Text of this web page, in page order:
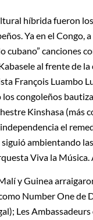
híbrida fueron
Ya en el Congo,
cubano” canciones
al frente de
François Luambo
los congoleños
Kinshasa (más
el
ambientando
Viva la Música.
y Guinea
Number One de
Les